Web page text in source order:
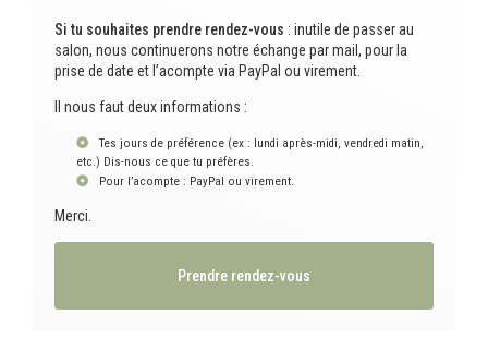
Si tu souhaites prendre rendez-vous : inutile de passer au
salon, nous continuerons notre échange par mail, pour la
prise de date et l’acompte via PayPal ou virement.
Il nous faut deux informations :
Tes jours de préférence (ex : lundi après-midi, vendredi matin,
etc.) Dis-nous ce que tu préfères.
Pour l’acompte : PayPal ou virement.
Merci.
Prendre rendez-vous